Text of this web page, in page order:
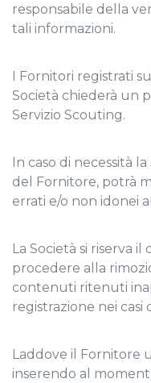
responsabile della
tali informazioni.
I Fornitori registrati
Società chiederà un
Servizio Scouting.
In caso di necessità
del Fornitore, potrà
errati e/o non idonei
La Società si riserva
procedere alla
contenuti ritenuti
registrazione nei casi
Laddove il Fornitore
inserendo al